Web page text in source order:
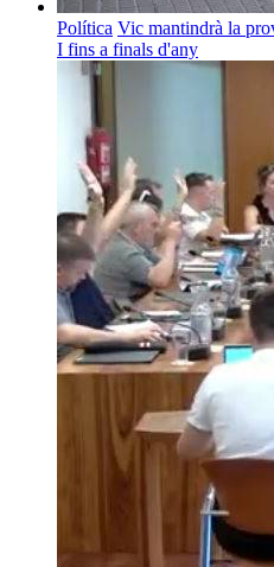
Política Vic mantindrà la
I fins a finals d'any